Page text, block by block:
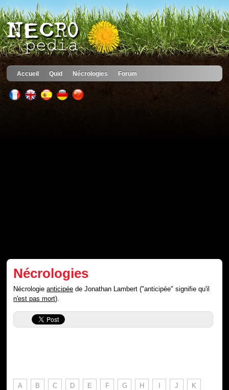
Accueil Quid Nécrologies Forum
Nécrologies
Nécrologieanticipée de Jonathan Lambert ("anticipée" signifie qu'il
n'est pas mort).
A B C D E F G H I J K